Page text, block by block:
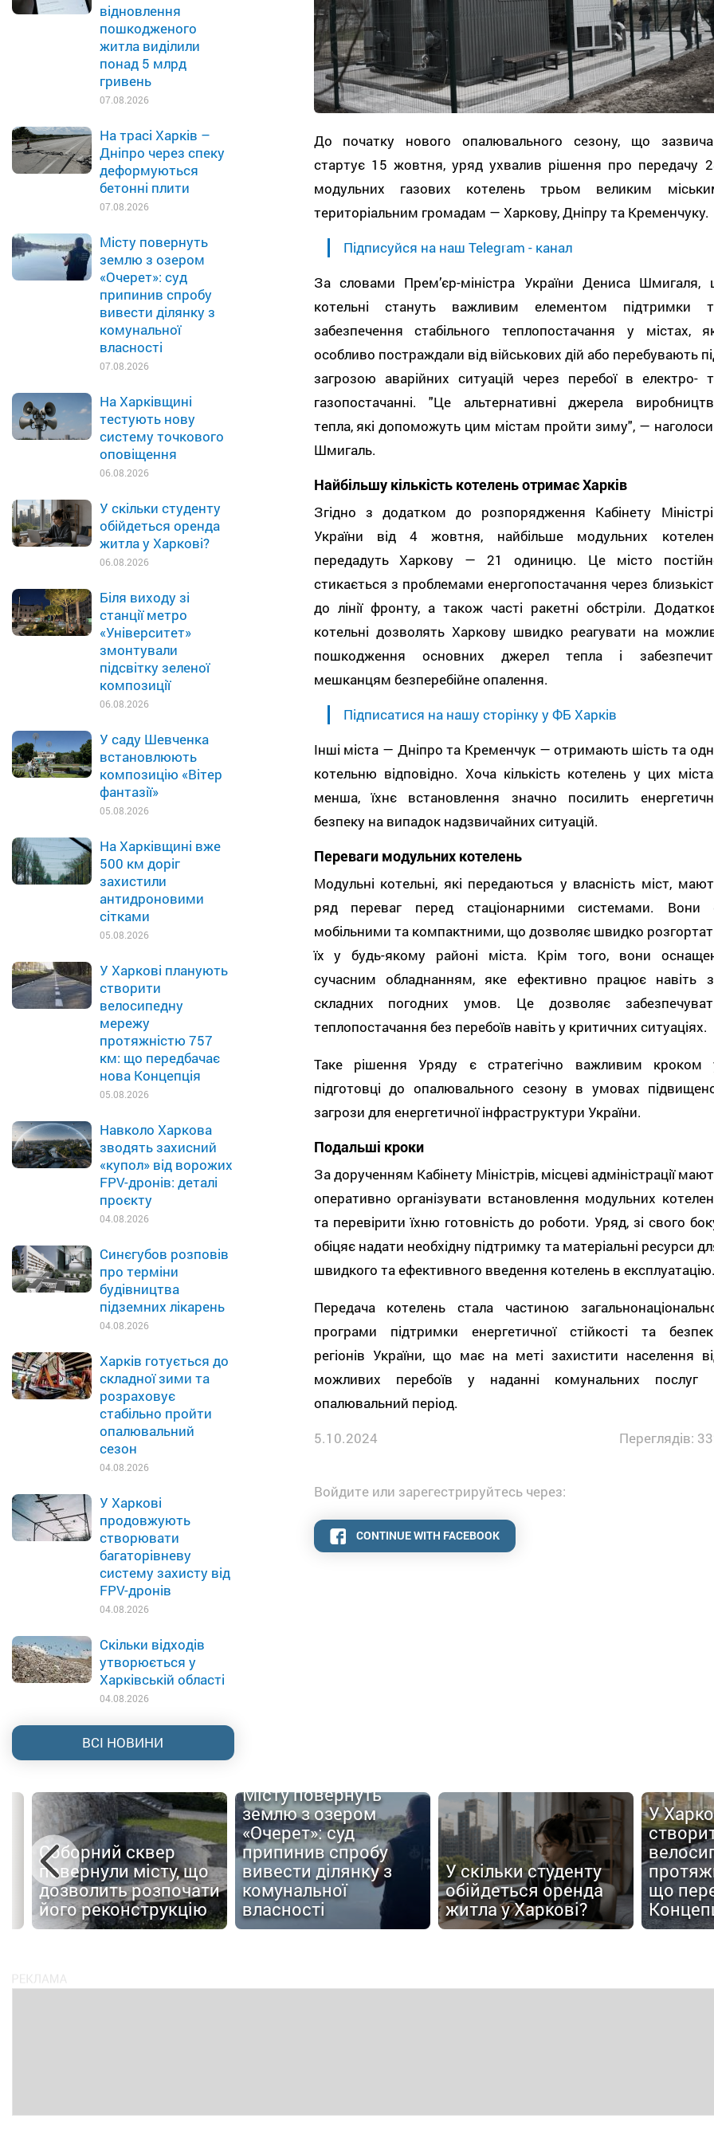
відновлення
пошкодженого
житла виділили
понад 5 млрд
гривень
07.08.2026
На трасі Харків –
Дніпро через спеку
деформуються
бетонні плити
07.08.2026
Місту повернуть
землю з озером
«Очерет»: суд
припинив спробу
вивести ділянку з
комунальної
власності
07.08.2026
На Харківщині
тестують нову
систему точкового
оповіщення
06.08.2026
У скільки студенту
обійдеться оренда
житла у Харкові?
06.08.2026
Біля виходу зі
станції метро
«Університет»
змонтували
підсвітку зеленої
композиції
06.08.2026
У саду Шевченка
встановлюють
композицію «Вітер
фантазії»
05.08.2026
На Харківщині вже
500 км доріг
захистили
антидроновими
сітками
05.08.2026
У Харкові планують
створити
велосипедну
мережу
протяжністю 757
км: що передбачає
нова Концепція
05.08.2026
Навколо Харкова
зводять захисний
«купол» від ворожих
FPV-дронів: деталі
проєкту
04.08.2026
Синєгубов розповів
про терміни
будівництва
підземних лікарень
04.08.2026
Харків готується до
складної зими та
розраховує
стабільно пройти
опалювальний
сезон
04.08.2026
У Харкові
продовжують
створювати
багаторівневу
систему захисту від
FPV-дронів
04.08.2026
Скільки відходів
утворюється у
Харківській області
04.08.2026
ВСІ НОВИНИ
До початку нового опалювального сезону, що
стартує 15 жовтня, уряд ухвалив рішення про передачу
модульних газових котелень трьом великим
територіальним громадам — Харкову, Дніпру та Кременчуку.
Підписуйся на наш Telegram - канал
За словами Прем’єр-міністра України Дениса Шмигаля,
котельні стануть важливим елементом підтримки
забезпечення стабільного теплопостачання у містах,
особливо постраждали від військових дій або перебувають
загрозою аварійних ситуацій через перебої в електро-
газопостачанні. "Це альтернативні джерела
тепла, які допоможуть цим містам пройти зиму", —
Шмигаль.
Найбільшу кількість котелень отримає Харків
Згідно з додатком до розпорядження Кабінету
України від 4 жовтня, найбільше модульних
передадуть Харкову — 21 одиницю. Це місто
стикається з проблемами енергопостачання через
до лінії фронту, а також часті ракетні обстріли.
котельні дозволять Харкову швидко реагувати на
пошкодження основних джерел тепла і
мешканцям безперебійне опалення.
Підписатися на нашу сторінку у ФБ Харків
Інші міста — Дніпро та Кременчук — отримають шість та
котельню відповідно. Хоча кількість котелень у цих
менша, їхнє встановлення значно посилить
безпеку на випадок надзвичайних ситуацій.
Переваги модульних котелень
Модульні котельні, які передаються у власність міст,
ряд переваг перед стаціонарними системами. Вони
мобільними та компактними, що дозволяє швидко
їх у будь-якому районі міста. Крім того, вони
сучасним обладнанням, яке ефективно працює навіть
складних погодних умов. Це дозволяє
теплопостачання без перебоїв навіть у критичних ситуаціях.
Таке рішення Уряду є стратегічно важливим кроком
підготовці до опалювального сезону в умовах
загрози для енергетичної інфраструктури України.
Подальші кроки
За дорученням Кабінету Міністрів, місцеві адміністрації
оперативно організувати встановлення модульних
та перевірити їхню готовність до роботи. Уряд, зі свого
обіцяє надати необхідну підтримку та матеріальні ресурси
швидкого та ефективного введення котелень в
Передача котелень стала частиною
програми підтримки енергетичної стійкості та
регіонів України, що має на меті захистити населення
можливих перебоїв у наданні комунальних послуг
опалювальний період.
5.10.2024
Переглядів:
Войдите или зарегестрируйтесь через:
CONTINUE WITH FACEBOOK
Соборний сквер
повернули місту, що
дозволить розпочати
його реконструкцію
Місту повернуть
землю з озером
«Очерет»: суд
припинив спробу
вивести ділянку з
комунальної
власності
У скільки студенту
обійдеться оренда
житла у Харкові?
У
що